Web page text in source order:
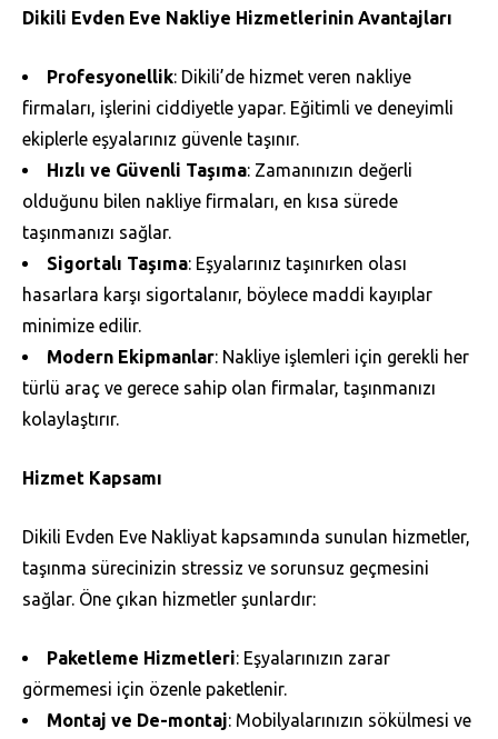
Dikili Evden Eve Nakliye Hizmetlerinin Avantajları
Profesyonellik: Dikili’de hizmet veren nakliye
firmaları, işlerini ciddiyetle yapar. Eğitimli ve deneyimli
ekiplerle eşyalarınız güvenle taşınır.
Hızlı ve Güvenli Taşıma: Zamanınızın değerli
olduğunu bilen nakliye firmaları, en kısa sürede
taşınmanızı sağlar.
Sigortalı Taşıma: Eşyalarınız taşınırken olası
hasarlara karşı sigortalanır, böylece maddi kayıplar
minimize edilir.
Modern Ekipmanlar: Nakliye işlemleri için gerekli her
türlü araç ve gerece sahip olan firmalar, taşınmanızı
kolaylaştırır.
Hizmet Kapsamı
Dikili Evden Eve Nakliyat kapsamında sunulan hizmetler,
taşınma sürecinizin stressiz ve sorunsuz geçmesini
sağlar. Öne çıkan hizmetler şunlardır:
Paketleme Hizmetleri: Eşyalarınızın zarar
görmemesi için özenle paketlenir.
Montaj ve De-montaj: Mobilyalarınızın sökülmesi ve